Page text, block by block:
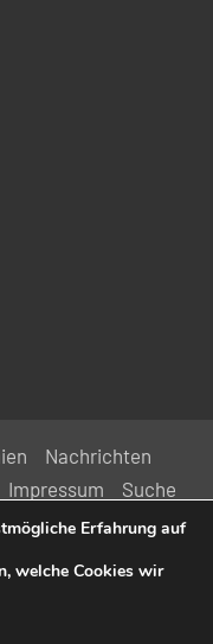
Nachrichten
Impressum
Suche
Erfahrung auf
welche Cookies wir